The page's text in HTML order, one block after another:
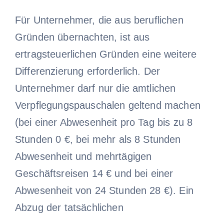
Für Unternehmer, die aus beruflichen
Gründen übernachten, ist aus
ertragsteuerlichen Gründen eine weitere
Differenzierung erforderlich. Der
Unternehmer darf nur die amtlichen
Verpflegungspauschalen geltend machen
(bei einer Abwesenheit pro Tag bis zu 8
Stunden 0 €, bei mehr als 8 Stunden
Abwesenheit und mehrtägigen
Geschäftsreisen 14 € und bei einer
Abwesenheit von 24 Stunden 28 €). Ein
Abzug der tatsächlichen